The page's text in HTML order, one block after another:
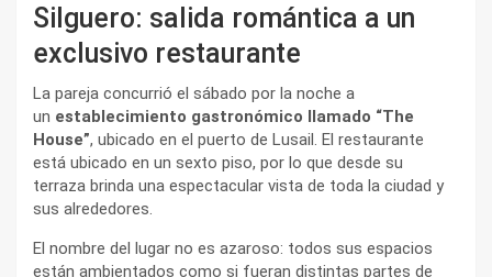
Silguero: salida romántica a un
exclusivo restaurante
La pareja concurrió el sábado por la noche a
un establecimiento gastronómico llamado “The
House”, ubicado en el puerto de Lusail. El restaurante
está ubicado en un sexto piso, por lo que desde su
terraza brinda una espectacular vista de toda la ciudad y
sus alrededores.
El nombre del lugar no es azaroso: todos sus espacios
están ambientados como si fueran distintas partes de